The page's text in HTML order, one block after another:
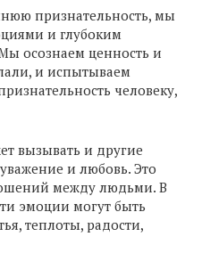
признательность, мы
и глубоким
осознаем ценность и
и испытываем
человеку,
вызывать и другие
и любовь. Это
между людьми. В
эмоции могут быть
теплоты, радости,